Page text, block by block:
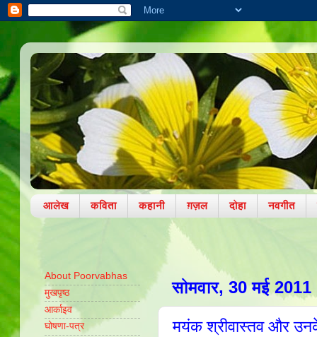
आलेख कविता कहानी ग़ज़ल दोहा नवगीत
सोमवार, 30 मई 2011
मयंक श्रीवास्तव और
About Poorvabhas
मुखपृष्ठ
आर्काइव
घोषणा-पत्र